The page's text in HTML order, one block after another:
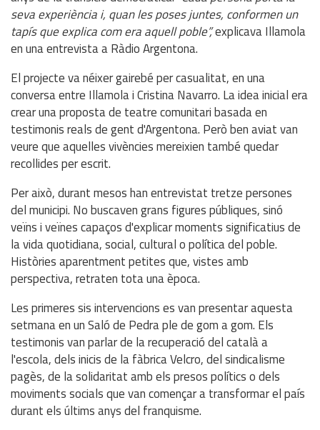
seva experiència i, quan les poses juntes, conformen un
tapís que explica com era aquell poble”,explicava Illamola
en una entrevista a Ràdio Argentona.
El projecte va néixer gairebé per casualitat, en una
conversa entre Illamola i Cristina Navarro. La idea inicial era
crear una proposta de teatre comunitari basada en
testimonis reals de gent d'Argentona. Però ben aviat van
veure que aquelles vivències mereixien també quedar
recollides per escrit.
Per això, durant mesos han entrevistat tretze persones
del municipi. No buscaven grans figures públiques, sinó
veïns i veïnes capaços d'explicar moments significatius de
la vida quotidiana, social, cultural o política del poble.
Històries aparentment petites que, vistes amb
perspectiva, retraten tota una època.
Les primeres sis intervencions es van presentar aquesta
setmana en un Saló de Pedra ple de gom a gom. Els
testimonis van parlar de la recuperació del català a
l'escola, dels inicis de la fàbrica Velcro, del sindicalisme
pagès, de la solidaritat amb els presos polítics o dels
moviments socials que van començar a transformar el país
durant els últims anys del franquisme.